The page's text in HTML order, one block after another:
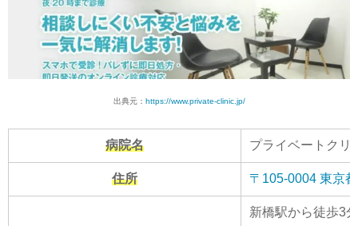
出典元： https://www.private-clinic.jp/
病院名 プライベートクリ
住所 〒105-0004 東京
新橋駅から徒歩3分